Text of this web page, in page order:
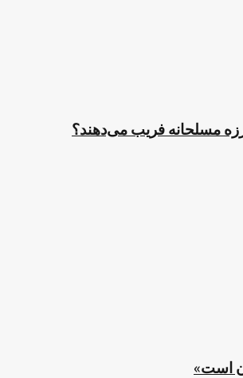
مسلحانه فریب می‌دهند؟
است»